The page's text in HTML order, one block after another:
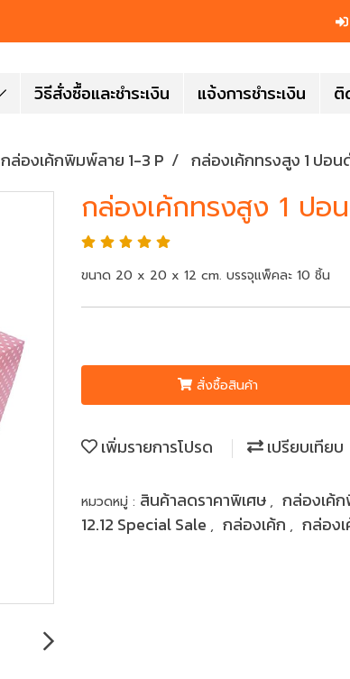
วิธีสั่งซื้อและชำระเงิน แจ้งการชำระเงิน ติ
กล่องเค้กพิมพ์ลาย 1-3 P กล่องเค้กทรงสูง 1 ปอ
กล่องเค้กทรงสูง 1 ป
ขนาด 20 x 20 x 12 cm. บรรจุแพ็คละ 10 ชิ้น
สั่งซื้อสินค้า
เพิ่มรายการโปรด เปรียบเทียบ
หมวดหมู่ : สินค้าลดราคาพิเศษ , กล่องเค้
12.12 Special Sale , กล่องเค้ก , กล่อง